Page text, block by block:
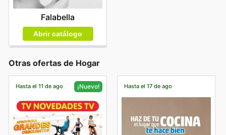
Falabella
Abrir catálogo
Otras ofertas de Hogar
Hasta el 11 de ago ¡Nuevo! Hasta el 17 de ago